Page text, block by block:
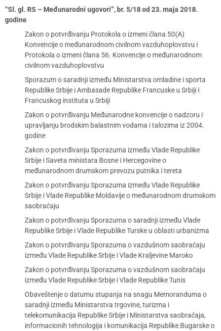
“Sl. gl. RS – Međunarodni ugovori”, br. 5/18 od 23. maja 2018.
godine
Zakon o potvrđivanju Protokola o izmeni člana 50(A)
Konvencije o međunarodnom civilnom vazduhoplovstvu i
Protokola o izmeni člana 56. Konvencije o međunarodnom
civilnom vazduhoplovstvu
Sporazum o saradnji između Ministarstva omladine i sporta
Republike Srbije i Ambasade Republike Francuske u Srbiji i
Francuskog instituta u Srbiji
Zakon o potvrđivanju Međunarodne konvencije o nadzoru i
upravljanju brodskim balastnim vodama i talozima iz 2004.
godine
Zakon o potvrđivanju Sporazuma između Vlade Republike
Srbije i Saveta ministara Bosne i Hercegovine o
međunarodnom drumskom prevozu putnika i tereta
Zakon o potvrđivanju Sporazuma između Vlade Republike
Srbije i Vlade Republike Moldavije o međunarodnom drumskom
saobraćaju
Zakon o potvrđivanju Sporazuma o saradnji između Vlade
Republike Srbije i Vlade Republike Turske u oblasti urbanizma
Zakon o potvrđivanju Sporazuma o vazdušnom saobraćaju
između Vlade Republike Srbije i Vlade Kraljevine Maroko
Zakon o potvrđivanju Sporazuma o vazdušnom saobraćaju
između Vlade Republike Srbije i Vlade Republike Tunis
Obaveštenje o datumu stupanja na snagu Memoranduma o
saradnji između Ministarstva trgovine, turizma i
telekomunikacija Republike Srbije i Ministarstva saobraćaja,
informacionih tehnologija i komunikacija Republike Bugarske o